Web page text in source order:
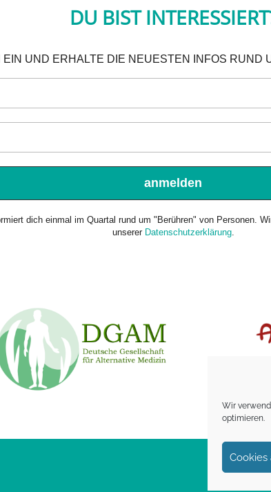
Wir
optimieren.
Cookies
DU BIST
EIN UND ERHALTE DIE NEUESTEN INFOS RUND
dich einmal im Quartal rund um "Berühren" von Personen.
unserer Datenschutzerklärung.